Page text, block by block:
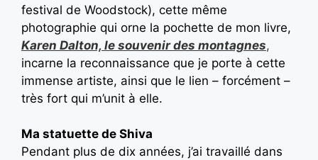
festival de Woodstock), cette même
photographie qui orne la pochette de mon livre,
Karen Dalton, le souvenir des montagnes,
incarne la reconnaissance que je porte à cette
immense artiste, ainsi que le lien – forcément –
très fort qui m’unit à elle.
Ma statuette de Shiva
Pendant plus de dix années, j’ai travaillé dans